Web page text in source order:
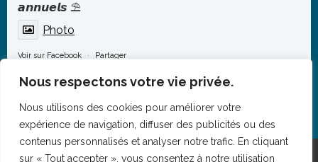
Nous respectons votre vie privée.
Nous utilisons des cookies pour améliorer votre
expérience de navigation, diffuser des publicités ou des
contenus personnalisés et analyser notre trafic. En cliquant
sur « Tout accepter », vous consentez à notre utilisation
𝙖𝙣𝙣𝙪𝙚𝙡𝙨 ⛱️
Photo
Voir sur Facebook · Partager